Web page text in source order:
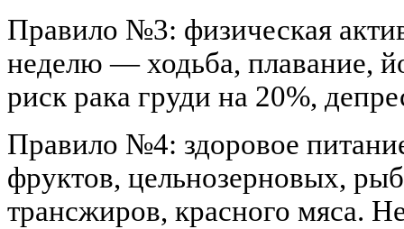
Правило №3: физическая
неделю — ходьба, плавание,
риск рака груди на 20%,
Правило №4: здоровое
фруктов, цельнозерновых,
трансжиров, красного мяса.